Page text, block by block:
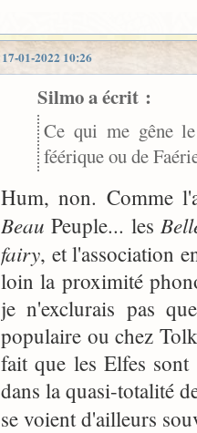
17-01-2022 10:26
Silmo a écrit :
Ce qui me gêne
féérique ou de
Hum, non. Comme
Beau Peuple... les
fairy, et l'association
loin la proximité
je n'exclurais pas
populaire ou chez
fait que les Elfes
dans la quasi-totalité
se voient d'ailleurs